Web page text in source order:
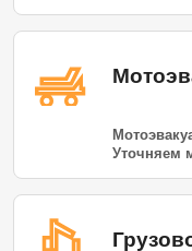
Уточняем